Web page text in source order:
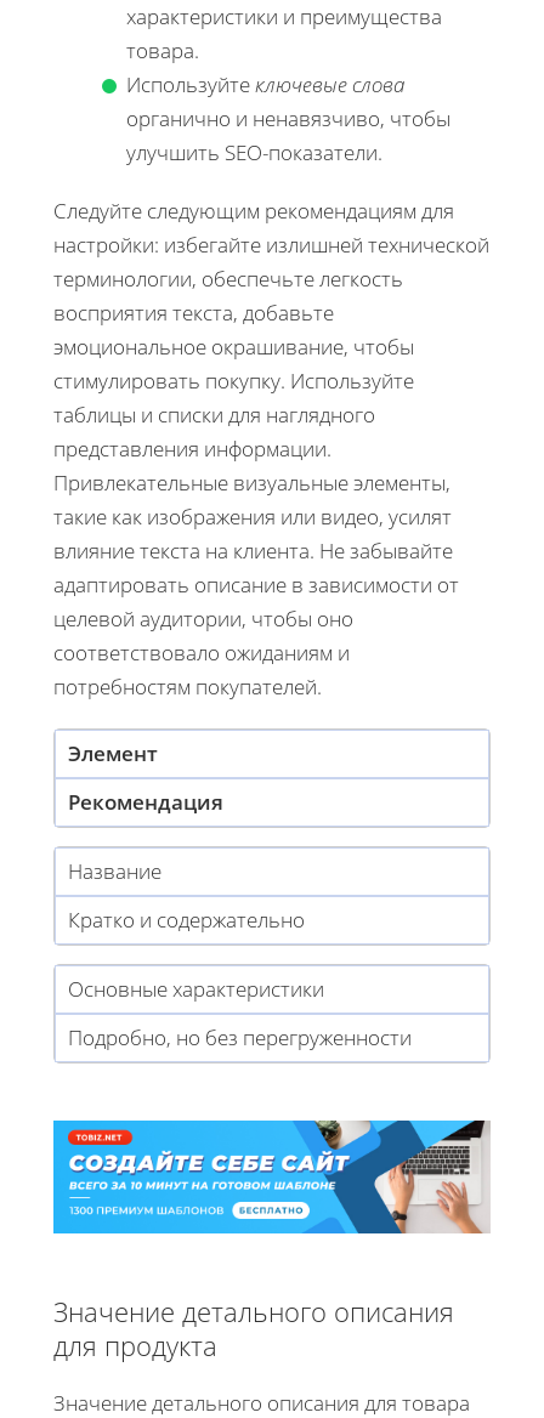
характеристики и преимущества
товара.
Используйтеключевые слова
органично и ненавязчиво, чтобы
улучшить SEO-показатели.
Следуйте следующим рекомендациям для
настройки: избегайте излишней технической
терминологии, обеспечьте легкость
восприятия текста, добавьте
эмоциональное окрашивание, чтобы
стимулировать покупку. Используйте
таблицы и списки для наглядного
представления информации.
Привлекательные визуальные элементы,
такие как изображения или видео, усилят
влияние текста на клиента. Не забывайте
адаптировать описание в зависимости от
целевой аудитории, чтобы оно
соответствовало ожиданиям и
потребностям покупателей.
Элемент
Рекомендация
Название
Кратко и содержательно
Основные характеристики
Подробно, но без перегруженности
Значение детального описания
для продукта
Значение детального описания для товара